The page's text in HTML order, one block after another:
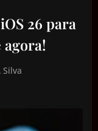
26 para
Silva